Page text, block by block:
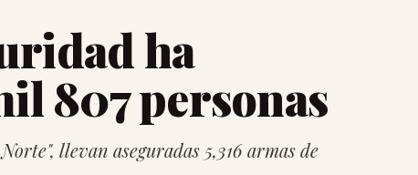
ha
807 personas
llevan aseguradas 5,316 armas de